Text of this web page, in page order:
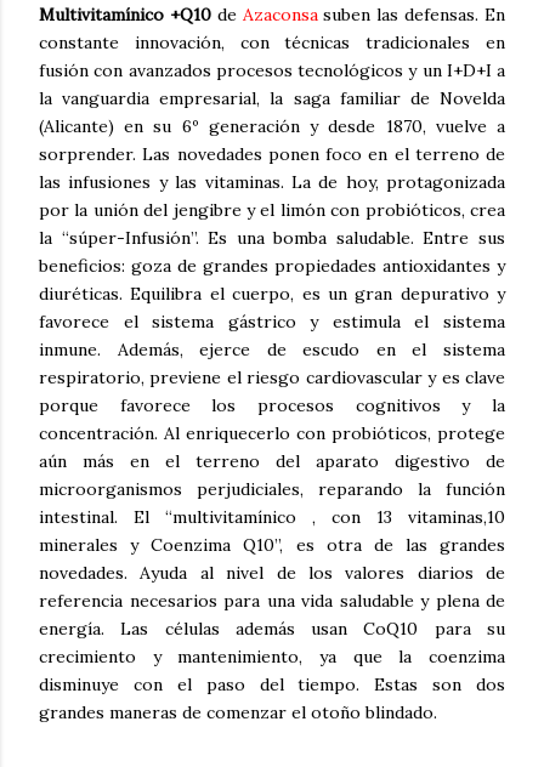
Multivitamínico +Q10de Azaconsasuben las defensas. En
constante innovación, con técnicas tradicionales en
fusión con avanzados procesos tecnológicos y un I+D+I a
la vanguardia empresarial, la saga familiar de Novelda
(Alicante) en su 6º generación y desde 1870, vuelve a
sorprender. Las novedades ponen foco en el terreno de
las infusiones y las vitaminas. La de hoy, protagonizada
por la unión del jengibre y el limón con probióticos, crea
la “súper-Infusión”. Es una bomba saludable. Entre sus
beneficios: goza de grandes propiedades antioxidantes y
diuréticas. Equilibra el cuerpo, es un gran depurativo y
favorece el sistema gástrico y estimula el sistema
inmune. Además, ejerce de escudo en el sistema
respiratorio, previene el riesgo cardiovascular y es clave
porque favorece los procesos cognitivos y la
concentración. Al enriquecerlo con probióticos, protege
aún más en el terreno del aparato digestivo de
microorganismos perjudiciales, reparando la función
intestinal. El “multivitamínico , con 13 vitaminas,10
minerales y Coenzima Q10”, es otra de las grandes
novedades. Ayuda al nivel de los valores diarios de
referencia necesarios para una vida saludable y plena de
energía. Las células además usan CoQ10 para su
crecimiento y mantenimiento, ya que la coenzima
disminuye con el paso del tiempo. Estas son dos
grandes maneras de comenzar el otoño blindado.